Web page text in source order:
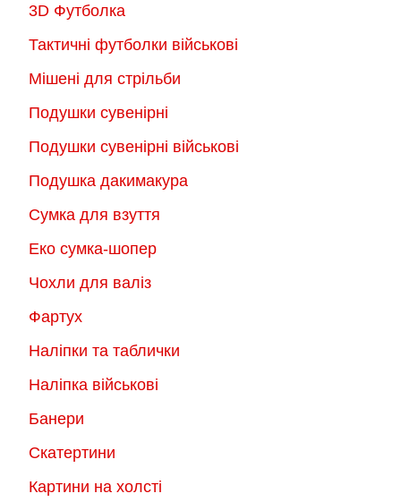
3D Футболка
Тактичні футболки військові
Мішені для стрільби
Подушки сувенірні
Подушки сувенірні військові
Подушка дакимакура
Сумка для взуття
Еко сумка-шопер
Чохли для валіз
Фартух
Наліпки та таблички
Наліпка військові
Банери
Скатертини
Картини на холсті